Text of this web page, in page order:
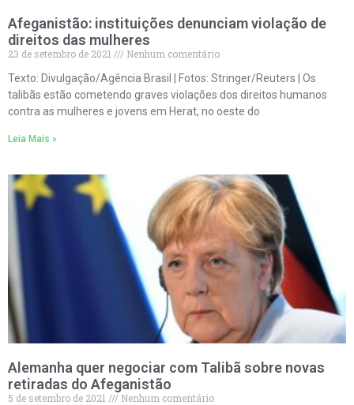
Afeganistão: instituições denunciam violação de
direitos das mulheres
23 de setembro de 2021
Nenhum comentário
Texto: Divulgação/Agência Brasil | Fotos: Stringer/Reuters | Os
talibãs estão cometendo graves violações dos direitos humanos
contra as mulheres e jovens em Herat, no oeste do
Leia Mais »
Alemanha quer negociar com Talibã sobre novas
retiradas do Afeganistão
5 de setembro de 2021
Nenhum comentário